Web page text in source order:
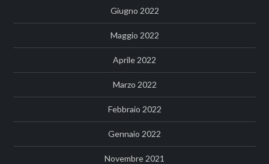
Giugno 2022
Maggio 2022
Aprile 2022
Marzo 2022
Febbraio 2022
Gennaio 2022
Novembre 2021